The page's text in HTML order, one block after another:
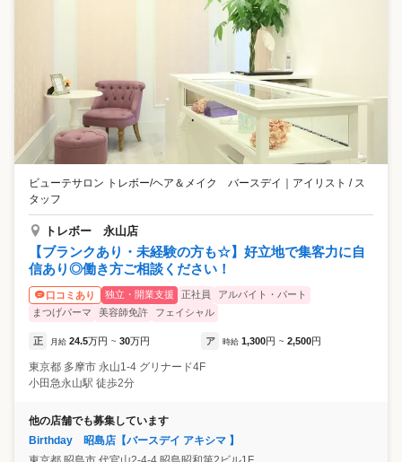
ビューテサロン トレボー/ヘア＆メイク バースデイ ｜ アイリスト / ス
タッフ
トレボー 永山店
【ブランクあり・未経験の方も☆】好立地で集客力に自
信あり◎働き方ご相談ください！
口コミあり 独立・開業支援 正社員
アルバイト・パート
まつげパーマ
美容師免許 フェイシャル
正 月給 24.5万円 ~ 30万円 ア 時給 1,300円 ~ 2,500円
東京都 多摩市 永山1-4 グリナード4F
小田急永山駅 徒歩2分
他の店舗でも募集しています
Birthday 昭島店【バースデイ アキシマ 】